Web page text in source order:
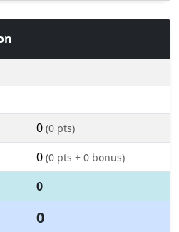
0 (0 pts)
0 (0 pts + 0 bonus)
0
0